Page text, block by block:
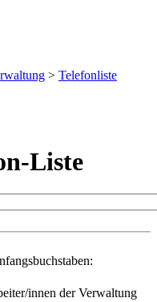
> Telefonliste
Liste
innen der Verwaltung